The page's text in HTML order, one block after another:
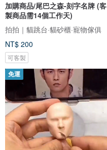
加購商品/尾巴之森-刻字名牌 (客
製商品需14個工作天)
拍拍｜貓跳台·貓砂櫃·寵物傢俱
NT$ 200
可客製
免運